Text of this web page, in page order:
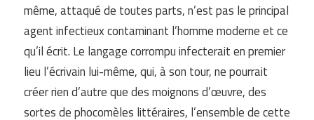
même, attaqué de toutes parts, n’est pas le principal
agent infectieux contaminant l’homme moderne et ce
qu’il écrit. Le langage corrompu infecterait en premier
lieu l’écrivain lui-même, qui, à son tour, ne pourrait
créer rien d’autre que des moignons d’œuvre, des
sortes de phocomèles littéraires, l’ensemble de cette